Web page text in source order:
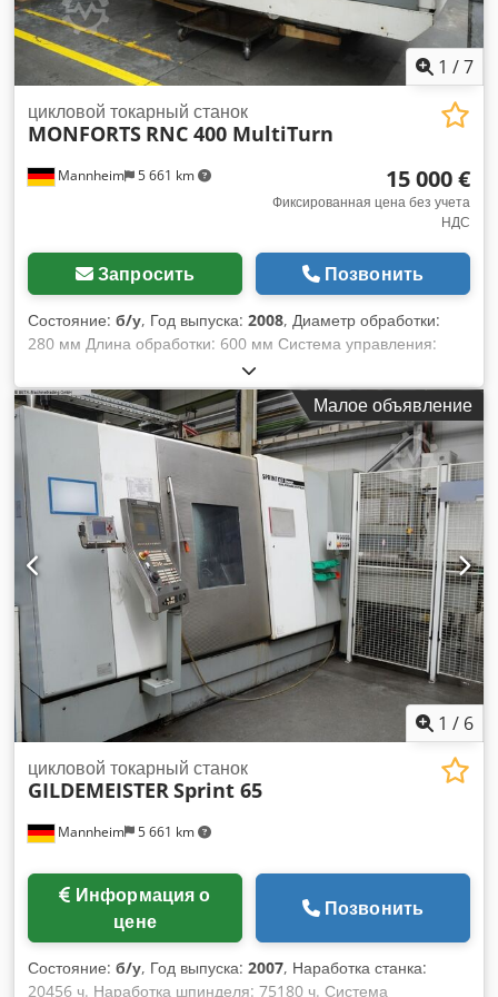
1 /7
Mannheim 5 661 km
цикловой токарный станок
MONFORTS RNC 400 MultiTurn
15 000 €
Фиксированная цена без учета
НДС
Запросить Позвонить
Состояние: б/у, Год выпуска: 2008, Диаметр обработки:
280 мм Длина обработки: 600 мм Система управления:
Fanuc, серия 32i, модель A Диаметр обрабатываемых
деталей: 280 мм Codpezrzw Ssfx Aansha Длина
обрабатываемых деталей: 600 мм
Малое объявление
1 / 6
Mannheim 5 661 km
цикловой токарный станок
GILDEMEISTERSprint 65
цене
Позвонить
Состояние: б/у, Год выпуска: 2007, Наработка станка:
20456 ч. Наработка шпинделя: 75180 ч. Система